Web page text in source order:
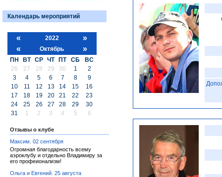
Календарь мероприятий
« 2022
»
«
Октябрь »
ПН ВТ СР ЧТ ПТ СБ
ВС
26
27 28 29 30 1
2
3
4 5 6 7 8
9
10
11 12 13 14 15
16
17
18 19 20 21 22
23
24
25 26 27 28 29
30
31
1 2 3 4 5 6
Отзывы о клубе
Максим. 02 сентября
Огромная благодарность всему
аэроклубу и отдельно Владимиру за
его профеионализм!
Ольга и Евгений. 25 августа